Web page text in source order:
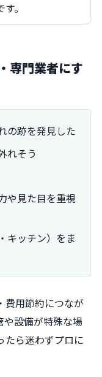
。
専門業者にす
の跡を発見した
れそう
や見た目を重視
キッチン）をま
費用節約につなが
や設備が特殊な場
たら迷わずプロに